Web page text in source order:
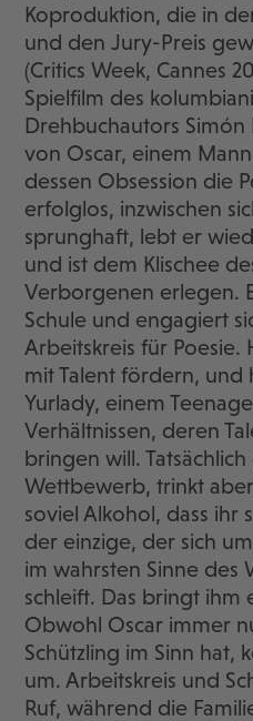
Koproduktion, die in
und den Jury-Preis
(Critics Week, Cannes
Spielfilm des
Drehbuchautors Simón
von Oscar, einem
dessen Obsession die
erfolglos, inzwischen
sprunghaft, lebt er
und ist dem Klischee
Verborgenen erlegen.
Schule und engagiert
Arbeitskreis für Poesie.
mit Talent fördern,
Yurlady, einem
Verhältnissen, deren
bringen will.
Wettbewerb, trinkt
soviel Alkohol, dass ihr
der einzige, der sich
im wahrsten Sinne des
schleift. Das bringt ihm
Obwohl Oscar immer
Schützling im Sinn hat,
um. Arbeitskreis und
Ruf, während die